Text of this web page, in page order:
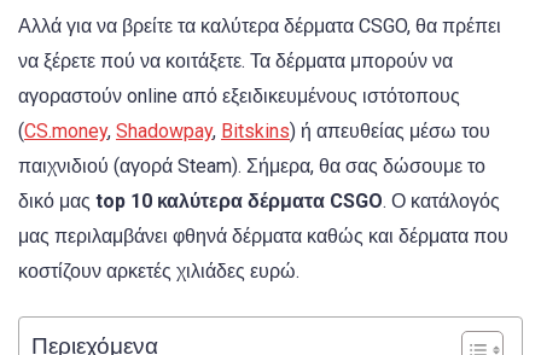
Αλλά για να βρείτε τα καλύτερα δέρματα CSGO, θα πρέπει
να ξέρετε πού να κοιτάξετε. Τα δέρματα μπορούν να
αγοραστούν online από εξειδικευμένους ιστότοπους
(CS.money, Shadowpay, Bitskins) ή απευθείας μέσω του
παιχνιδιού (αγορά Steam). Σήμερα, θα σας δώσουμε το
δικό μας top 10 καλύτερα δέρματα CSGO. Ο κατάλογός
μας περιλαμβάνει φθηνά δέρματα καθώς και δέρματα που
κοστίζουν αρκετές χιλιάδες ευρώ.
Περιεχόμενα